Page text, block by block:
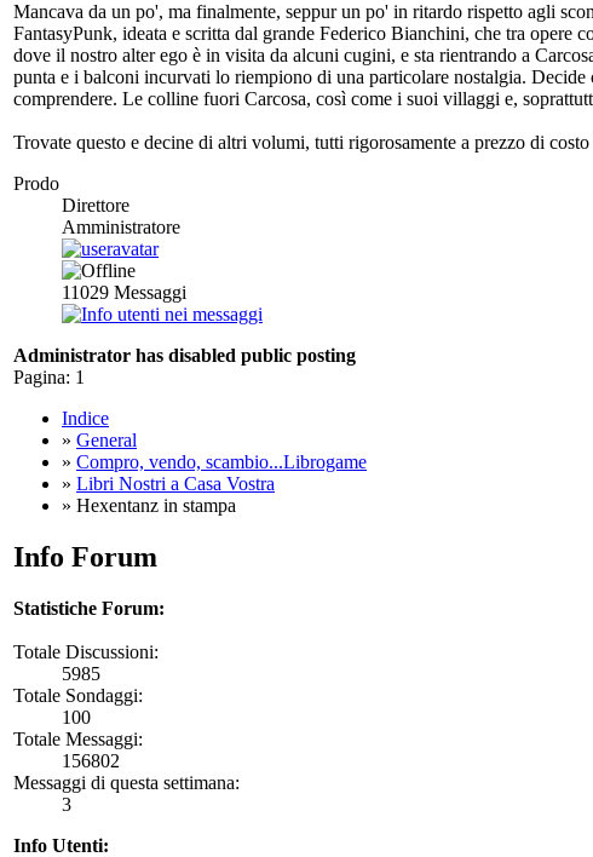
Mancava da un po', ma finalmente, seppur un po' in ritardo rispetto agli
FantasyPunk, ideata e scritta dal grande Federico Bianchini, che tra
dove il nostro alter ego è in visita da alcuni cugini, e sta rientrando a
punta e i balconi incurvati lo riempiono di una particolare nostalgia.
comprendere. Le colline fuori Carcosa, così come i suoi villaggi e,
Trovate questo e decine di altri volumi, tutti rigorosamente a prezzo di
Prodo
Direttore
Amministratore
11029 Messaggi
Administrator has disabled public posting
Pagina: 1
Indice
» General
» Compro, vendo, scambio...Librogame
» Libri Nostri a Casa Vostra
» Hexentanz in stampa
Info Forum
Statistiche Forum:
Totale Discussioni:
5985
Totale Sondaggi:
100
Totale Messaggi:
156802
Messaggi di questa settimana:
3
Info Utenti: